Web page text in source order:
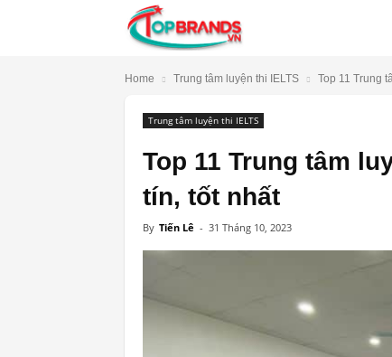
Home Trung tâm luyện thi IELTS Top 11 Trung
Trung tâm luyện thi IELTS
Top 11 Trung tâm
tín, tốt nhất
By Tiến Lê - 31 Tháng 10, 2023